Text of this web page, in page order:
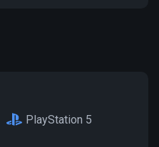
PlayStation 5